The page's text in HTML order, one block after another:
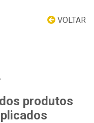
VOLTAR
produtos